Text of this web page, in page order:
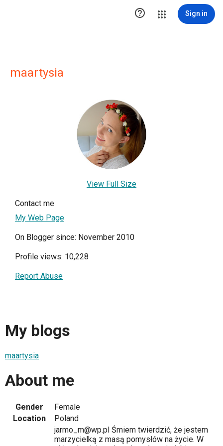
 Sign in
maartysia
View Full Size
Contact me
My Web Page
On Blogger since: November 2010
Profile views: 10,228
Report Abuse
My blogs
maartysia
About me
Gender
Female
Location
Poland
jarmo_m@wp.pl Śmiem twierdzić, że jestem
marzycielką z masą pomysłów na życie. W